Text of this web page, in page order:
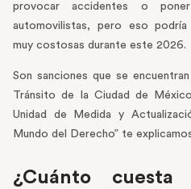
provocar accidentes o
automovilistas, pero eso podría
muy costosas durante este 2026.
Son sanciones que se
Tránsito de la Ciudad de
Unidad de Medida y
Mundo del Derecho” te
¿Cuánto